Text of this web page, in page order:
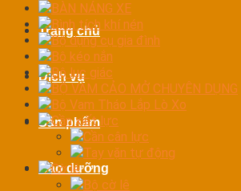
Trang chủ
Dịch vụ
Sản phẩm
Bảo dưỡng
BÀN NÁNG XE
Bình tích khí nén
Bộ dụng cụ gia đình
Bộ kéo nắn
Bộ lục giác
BỘ VAM CẢO MỞ CHUYÊN DỤNG
Bộ Vam Tháo Lắp Lò Xo
Cần xiết lực
Cần cân lực
Tay vặn tự động
Cờ lê
Bộ cờ lê